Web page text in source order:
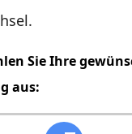
Sie Ihre
aus: